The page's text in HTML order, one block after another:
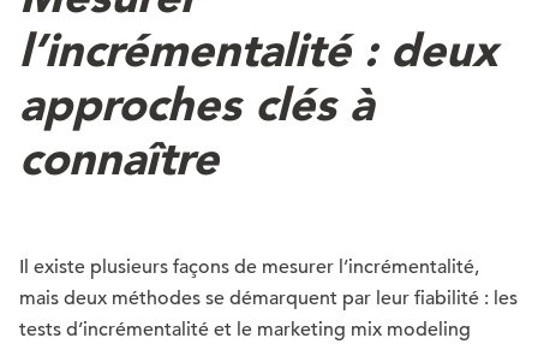
l’incrémentalité : deux
approches clés à
connaître
Il existe plusieurs façons de mesurer l’incrémentalité,
mais deux méthodes se démarquent par leur fiabilité : les
tests d’incrémentalité et le marketing mix modeling